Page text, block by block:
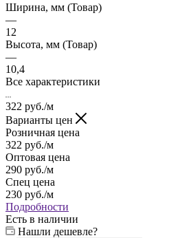
Ширина, мм (Товар)
—
12
Высота, мм (Товар)
—
10,4
Все характеристики
322 руб./м
Варианты цен
Розничная цена
322 руб./м
Оптовая цена
290 руб./м
Спец цена
230 руб./м
Подробности
Есть в наличии
Нашли дешевле?